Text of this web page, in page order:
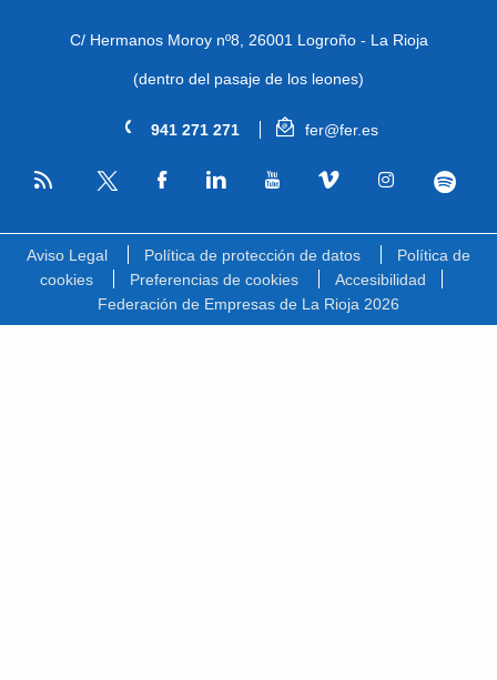
C/ Hermanos Moroy nº8, 26001 Logroño - La Rioja
(dentro del pasaje de los leones)
941 271 271 fer@fer.es
RSS
Aviso Legal Política de protección de datos
Política de
cookies
Preferencias de cookies
Accesibilidad
Federación de Empresas de La Rioja 2026